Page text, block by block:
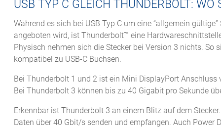
USB TYP C GLEICH THUNDERBOLT: WO
Während es sich bei USB Typ C um eine “allgemein
angeboten wird, ist Thunderbolt™ eine
Physisch nehmen sich die Stecker bei Version 3 nichts.
kompatibel zu USB-C Buchsen.
Bei Thunderbolt 1 und 2 ist ein Mini DisplayPort
Bei Thunderbolt 3 können bis zu 40 Gigabit pro Sekunde
Erkennbar ist Thunderbolt 3 an einem Blitz auf dem
Daten über 40 Gbit/s senden und empfangen. Auch Power